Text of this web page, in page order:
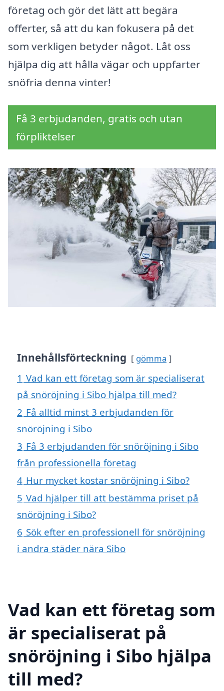
företag och gör det lätt att begära
offerter, så att du kan fokusera på det
som verkligen betyder något. Låt oss
hjälpa dig att hålla vägar och uppfarter
snöfria denna vinter!
Få 3 erbjudanden, gratis och utan
förpliktelser
Innehållsförteckning gömma
1 Vad kan ett företag som är specialiserat
på snöröjning i Sibo hjälpa till med?
2 Få alltid minst 3 erbjudanden för
snöröjning i Sibo
3 Få 3 erbjudanden för snöröjning i Sibo
från professionella företag
4 Hur mycket kostar snöröjning i Sibo?
5 Vad hjälper till att bestämma priset på
snöröjning i Sibo?
6 Sök efter en professionell för snöröjning
i andra städer nära Sibo
Vad kan ett företag som
är specialiserat på
snöröjning i Sibo hjälpa
till med?